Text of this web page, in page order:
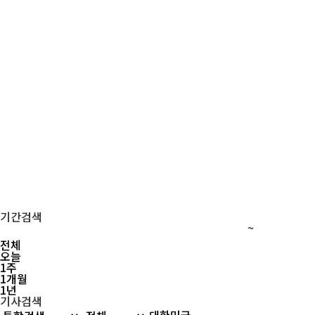
기간검색
~
전체
오늘
1주
1개월
1년
기사검색